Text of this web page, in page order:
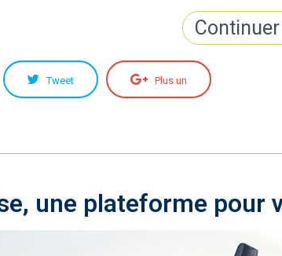
Tweet Plus un
une plateforme pour